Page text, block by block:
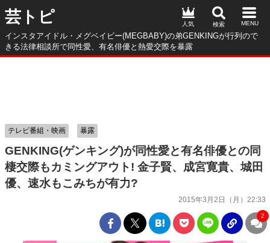
芸トピ
インスタアイドル・メグベイビー(MEGBABY)の弟GENKINGが行列ので
きる法律相談所で同性愛、有名俳優と熱愛交際を暴露
人気
GENKING(ゲンキング)が同性愛と有名俳優との同
棲交際もカミングアウト! 金子賢、成宮寛貴、城田
優、速水もこみちが有力?
2015年3月2日（月）22:33
テレビ番組・映画 暴露
2